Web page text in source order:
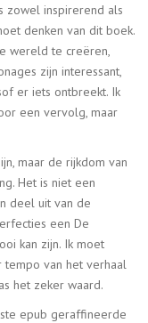
zowel inspirerend als
denken van dit boek.
wereld te creëren,
zijn interessant,
er iets ontbreekt. Ik
een vervolg, maar
maar de rijkdom van
Het is niet een
deel uit van de
een De
kan zijn. Ik moet
van het verhaal
het zeker waard.
epub geraffineerde